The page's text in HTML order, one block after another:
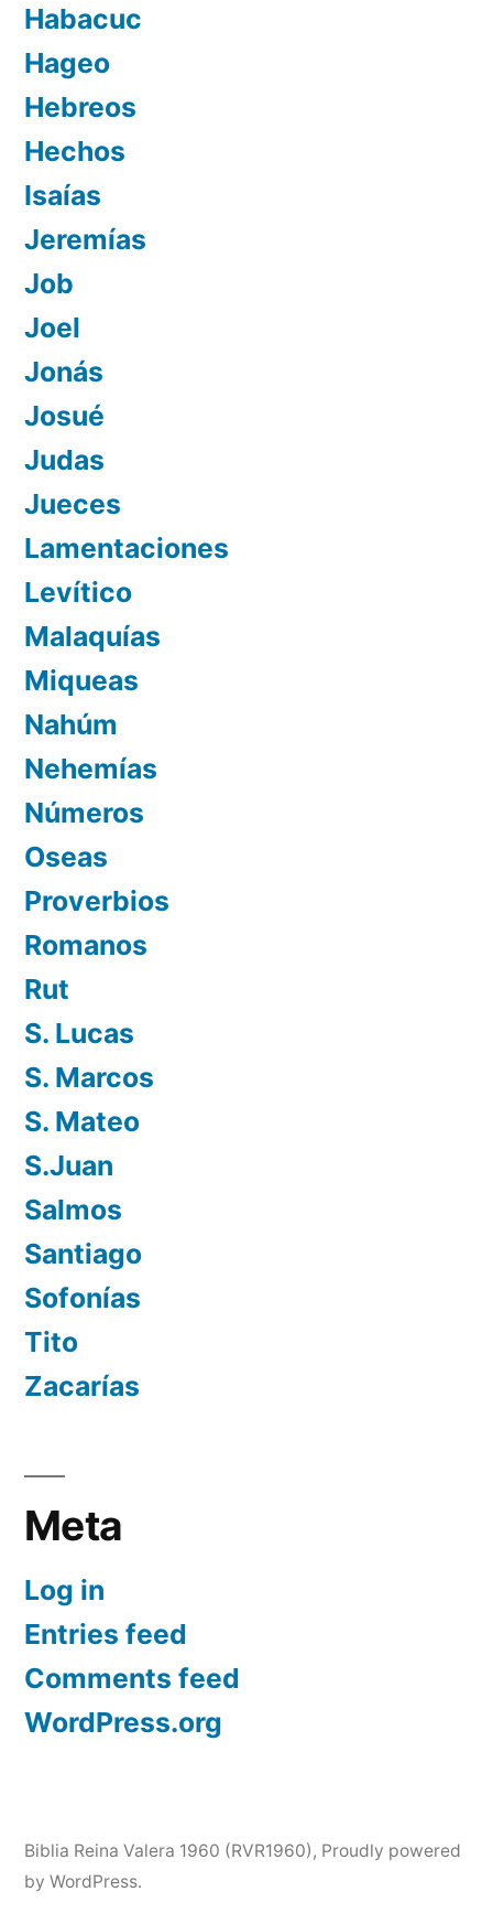
Habacuc
Hageo
Hebreos
Hechos
Isaías
Jeremías
Job
Joel
Jonás
Josué
Judas
Jueces
Lamentaciones
Levítico
Malaquías
Miqueas
Nahúm
Nehemías
Números
Oseas
Proverbios
Romanos
Rut
S. Lucas
S. Marcos
S. Mateo
S.Juan
Salmos
Santiago
Sofonías
Tito
Zacarías
Meta
Log in
Entries feed
Comments feed
WordPress.org
Biblia Reina Valera 1960 (RVR1960) , Proudly powered
by WordPress.